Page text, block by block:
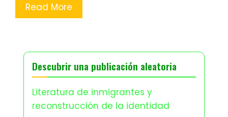
Read More
Descubrir una publicación aleatoria
Literatura de inmigrantes y
reconstrucción de la identidad